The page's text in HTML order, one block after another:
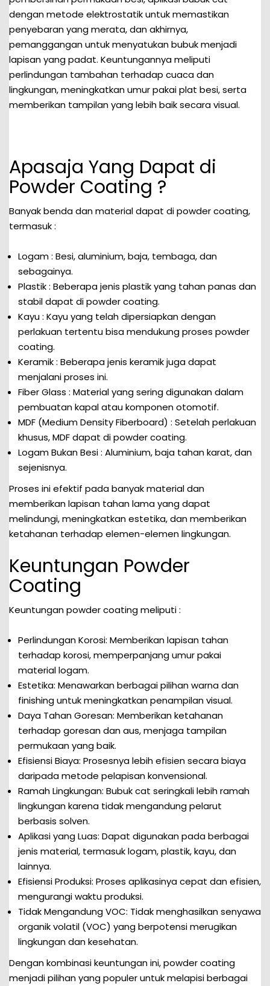
dengan metode elektrostatik untuk memastikan
penyebaran yang merata, dan akhirnya,
pemanggangan untuk menyatukan bubuk menjadi
lapisan yang padat. Keuntungannya meliputi
perlindungan tambahan terhadap cuaca dan
lingkungan, meningkatkan umur pakai plat besi, serta
memberikan tampilan yang lebih baik secara visual.
Apasaja Yang Dapat di
Powder Coating ?
Banyak benda dan material dapat di powder coating,
termasuk :
Logam : Besi, aluminium, baja, tembaga, dan
sebagainya.
Plastik : Beberapa jenis plastik yang tahan panas dan
stabil dapat di powder coating.
Kayu : Kayu yang telah dipersiapkan dengan
perlakuan tertentu bisa mendukung proses powder
coating.
Keramik : Beberapa jenis keramik juga dapat
menjalani proses ini.
Fiber Glass : Material yang sering digunakan dalam
pembuatan kapal atau komponen otomotif.
MDF (Medium Density Fiberboard) : Setelah perlakuan
khusus, MDF dapat di powder coating.
Logam Bukan Besi : Aluminium, baja tahan karat, dan
sejenisnya.
Proses ini efektif pada banyak material dan
memberikan lapisan tahan lama yang dapat
melindungi, meningkatkan estetika, dan memberikan
ketahanan terhadap elemen-elemen lingkungan.
Keuntungan Powder
Coating
Keuntungan powder coating meliputi :
Perlindungan Korosi: Memberikan lapisan tahan
terhadap korosi, memperpanjang umur pakai
material logam.
Estetika: Menawarkan berbagai pilihan warna dan
finishing untuk meningkatkan penampilan visual.
Daya Tahan Goresan: Memberikan ketahanan
terhadap goresan dan aus, menjaga tampilan
permukaan yang baik.
Efisiensi Biaya: Prosesnya lebih efisien secara biaya
daripada metode pelapisan konvensional.
Ramah Lingkungan: Bubuk cat seringkali lebih ramah
lingkungan karena tidak mengandung pelarut
berbasis solven.
Aplikasi yang Luas: Dapat digunakan pada berbagai
jenis material, termasuk logam, plastik, kayu, dan
lainnya.
Efisiensi Produksi: Proses aplikasinya cepat dan efisien,
mengurangi waktu produksi.
Tidak Mengandung VOC: Tidak menghasilkan senyawa
organik volatil (VOC) yang berpotensi merugikan
lingkungan dan kesehatan.
Dengan kombinasi keuntungan ini, powder coating
menjadi pilihan yang populer untuk melapisi berbagai